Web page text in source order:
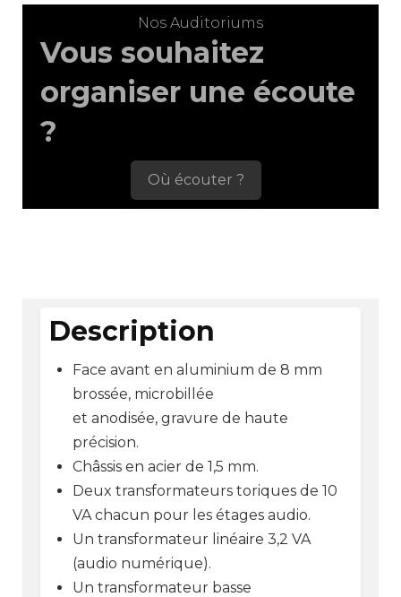
Nos Auditoriums
Vous souhaitez
organiser une écoute
?
Où écouter ?
Description
Face avant en aluminium de 8 mm
brossée, microbillée
et anodisée, gravure de haute
précision.
Châssis en acier de 1,5 mm.
Deux transformateurs toriques de 10
VA chacun pour les étages audio.
Un transformateur linéaire 3,2 VA
(audio numérique).
Un transformateur basse